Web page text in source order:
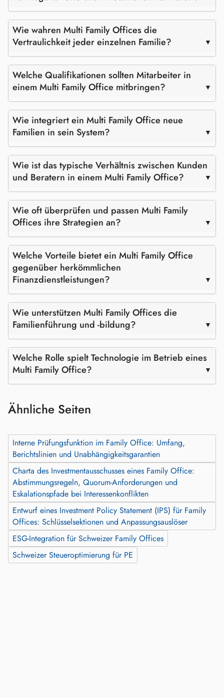
Wie wahren Multi Family Offices die
Vertraulichkeit jeder einzelnen Familie?
Welche Qualifikationen sollten Mitarbeiter in
einem Multi Family Office mitbringen?
Wie integriert ein Multi Family Office neue
Familien in sein System?
Wie ist das typische Verhältnis zwischen Kunden
und Beratern in einem Multi Family Office?
Wie oft überprüfen und passen Multi Family
Offices ihre Strategien an?
Welche Vorteile bietet ein Multi Family Office
gegenüber herkömmlichen
Finanzdienstleistungen?
Wie unterstützen Multi Family Offices die
Familienführung und -bildung?
Welche Rolle spielt Technologie im Betrieb eines
Multi Family Office?
Ähnliche Seiten
Interne Prüfungsfunktion im Family Office: Umfang,
Berichtslinien und Unabhängigkeitsgarantien
Charta des Investmentausschusses eines Family Office:
Abstimmungsregeln, Quorum‑Anforderungen und
Eskalationspfade bei Interessenkonflikten
Entwurf eines Investment Policy Statement (IPS) für Family
Offices: Schlüsselsektionen und Anpassungsauslöser
ESG-Integration für Schweizer Family Offices
Schweizer Steueroptimierung für PE